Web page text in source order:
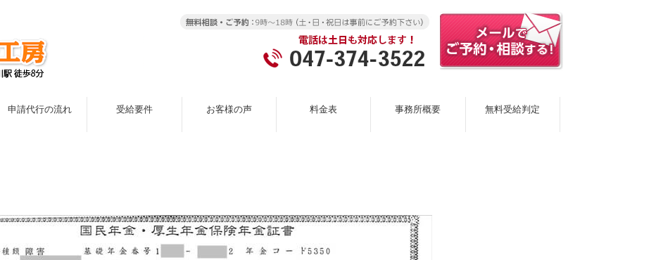
申請代行の流れ 受給要件 お客様の声 料金表 事務所概要 無料受給判定